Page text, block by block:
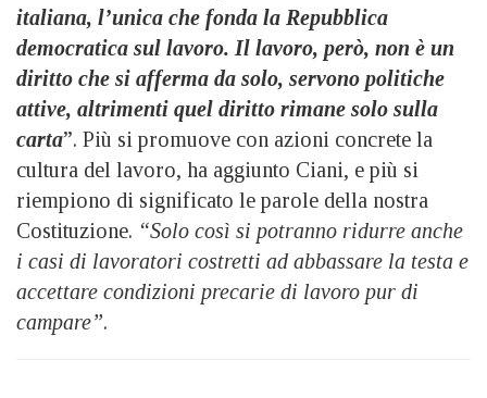
italiana, l’unica che fonda la Repubblica
democratica sul lavoro. Il lavoro, però, non è un
diritto che si afferma da solo, servono politiche
attive, altrimenti quel diritto rimane solo sulla
carta”. Più si promuove con azioni concrete la
cultura del lavoro, ha aggiunto Ciani, e più si
riempiono di significato le parole della nostra
Costituzione. “Solo così si potranno ridurre anche
i casi di lavoratori costretti ad abbassare la testa e
accettare condizioni precarie di lavoro pur di
campare”.